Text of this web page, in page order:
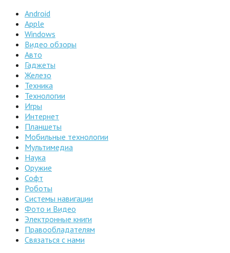
Android
Apple
Windows
Видео обзоры
Авто
Гаджеты
Железо
Техника
Технологии
Игры
Интернет
Планшеты
Мобильные технологии
Мультимедиа
Наука
Оружие
Софт
Роботы
Системы навигации
Фото и Видео
Электронные книги
Правообладателям
Связаться с нами